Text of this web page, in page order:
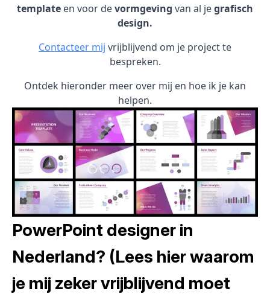
template en voor devormgeving van al jegrafisch
design.
Contacteer mij vrijblijvend om je project te
bespreken.
Ontdek hieronder meer over mij en hoe ik je kan
helpen.
PowerPoint designer in
Nederland? (Lees hier waarom
je mij zeker vrijblijvend moet